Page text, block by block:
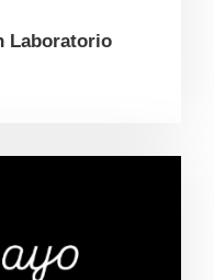
Laboratorio